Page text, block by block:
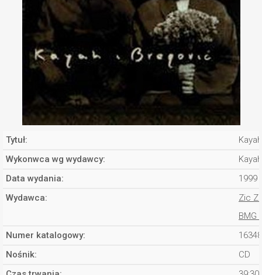
Tytuł:
Wykonwca wg wydawcy:
Data wydania:
1999
Wydawca:
Zic
BMG
Numer katalogowy:
Nośnik:
CD